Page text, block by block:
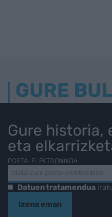
GURE
Gure historia,
eta
POSTA-ELEKTRONIKOA
Datuen tratamendua
Izena eman